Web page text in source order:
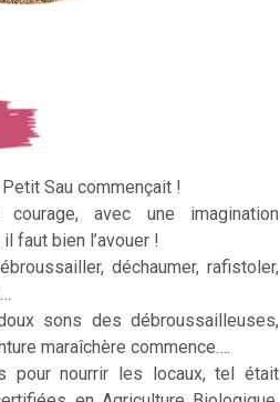
Sau commençait !
avec une imagination
faut bien l’avouer !
déchaumer, rafistoler,
sons des débroussailleuses,
maraîchère commence….
pour nourrir les locaux, tel était